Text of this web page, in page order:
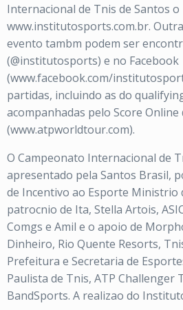
Internacional de Tnis de Santos o
www.institutosports.com.br.
evento tambm podem ser
(@institutosports) e no Facebook
(www.facebook.com/
partidas, incluindo as do
acompanhadas pelo Score Online
(www.atpworldtour.com).
O Campeonato Internacional de
apresentado pela Santos Brasil,
de Incentivo ao Esporte Ministrio
patrocnio de Ita, Stella Artois,
Comgs e Amil e o apoio de
Dinheiro, Rio Quente Resorts,
Prefeitura e Secretaria de
Paulista de Tnis, ATP Challenger
BandSports. A realizao do